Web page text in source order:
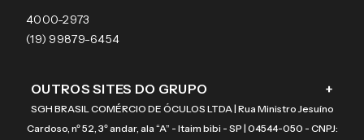
4000-2973
(19) 99879-6454
OUTROS SITES DO GRUPO +
SGH BRASIL COMÉRCIO DE ÓCULOS LTDA | Rua Ministro Jesuíno
Cardoso, nº 52, 3º andar, ala “A” - Itaim bibi - SP | 04544-050 - CNPJ: